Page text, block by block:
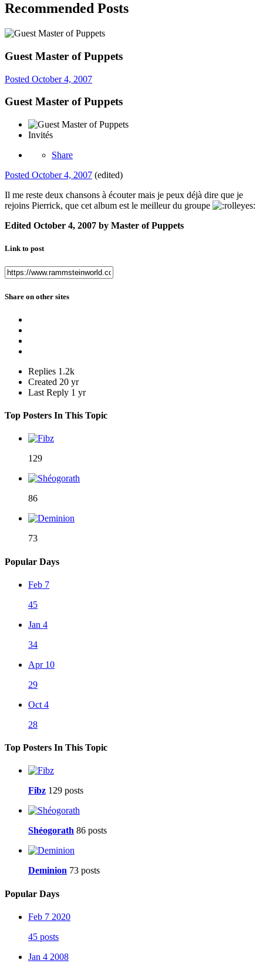
Recommended Posts
Guest Master of Puppets
Posted October 4, 2007
Guest Master of Puppets
Invités
Share
Posted October 4, 2007 (edited)
Il me reste deux chansons à écouter mais je peux déjà dire que je
rejoins Pierrick, que cet album est le meilleur du groupe
Edited October 4, 2007 by Master of Puppets
Link to post
Share on other sites
Replies 1.2k
Created 20 yr
Last Reply 1 yr
Top Posters In This Topic
129
86
73
Popular Days
Feb 7
45
Jan 4
34
Apr 10
29
Oct 4
28
Top Posters In This Topic
Fibz 129 posts
Shéogorath 86 posts
Deminion 73 posts
Popular Days
Feb 7 2020
45 posts
Jan 4 2008